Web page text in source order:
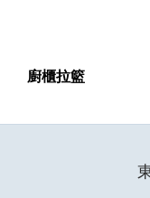
廚櫃拉籃